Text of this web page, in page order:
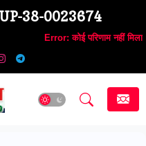
38-0023674
Error: कोई परिणाम नहीं मिला